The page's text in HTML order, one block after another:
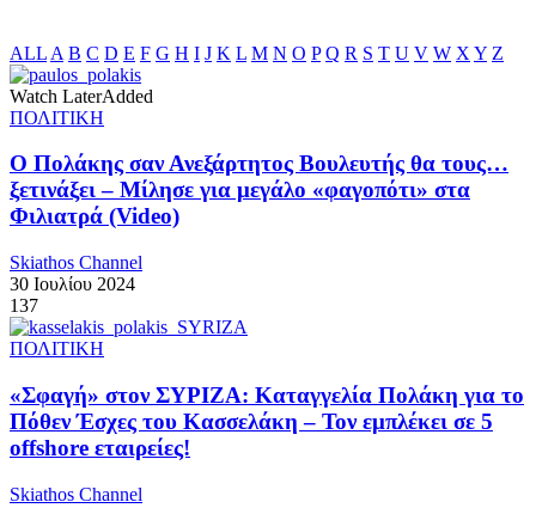
ALL A B C D E F G H I J K L M N O P Q R S T U V W X Y Z
Watch LaterAdded
ΠΟΛΙΤΙΚΗ
Ο Πολάκης σαν Ανεξάρτητος Βουλευτής θα τους…
ξετινάξει – Μίλησε για μεγάλο «φαγοπότι» στα
Φιλιατρά (Video)
Skiathos Channel
30 Ιουλίου 2024
137
ΠΟΛΙΤΙΚΗ
«Σφαγή» στον ΣΥΡΙΖΑ: Καταγγελία Πολάκη για το
Πόθεν Έσχες του Κασσελάκη – Τον εμπλέκει σε 5
offshore εταιρείες!
Skiathos Channel